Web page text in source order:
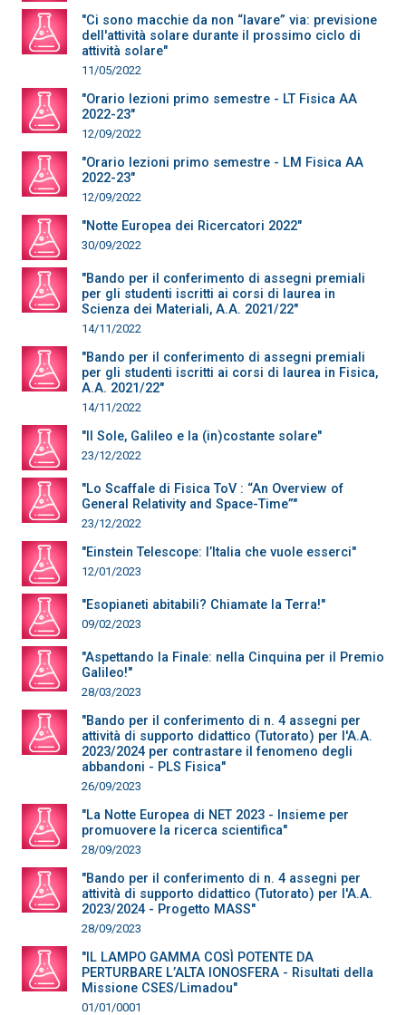
"Ci sono macchie da non “lavare” via: previsione
dell'attività solare durante il prossimo ciclo di
attività solare"
11/05/2022
"Orario lezioni primo semestre - LT Fisica AA
2022-23"
12/09/2022
"Orario lezioni primo semestre - LM Fisica AA
2022-23"
12/09/2022
"Notte Europea dei Ricercatori 2022"
30/09/2022
"Bando per il conferimento di assegni premiali
per gli studenti iscritti ai corsi di laurea in
Scienza dei Materiali, A.A. 2021/22"
14/11/2022
"Bando per il conferimento di assegni premiali
per gli studenti iscritti ai corsi di laurea in Fisica,
A.A. 2021/22"
14/11/2022
"Il Sole, Galileo e la (in)costante solare"
23/12/2022
"Lo Scaffale di Fisica ToV : “An Overview of
General Relativity and Space-Time”"
23/12/2022
"Einstein Telescope: l’Italia che vuole esserci"
12/01/2023
"Esopianeti abitabili? Chiamate la Terra!"
09/02/2023
"Aspettando la Finale: nella Cinquina per il Premio
Galileo!"
28/03/2023
"Bando per il conferimento di n. 4 assegni per
attività di supporto didattico (Tutorato) per l'A.A.
2023/2024 per contrastare il fenomeno degli
abbandoni - PLS Fisica"
26/09/2023
"La Notte Europea di NET 2023 - Insieme per
promuovere la ricerca scientifica"
28/09/2023
"Bando per il conferimento di n. 4 assegni per
attività di supporto didattico (Tutorato) per l'A.A.
2023/2024 - Progetto MASS"
28/09/2023
"IL LAMPO GAMMA COSÌ POTENTE DA
PERTURBARE L’ALTA IONOSFERA - Risultati della
Missione CSES/Limadou"
01/01/0001